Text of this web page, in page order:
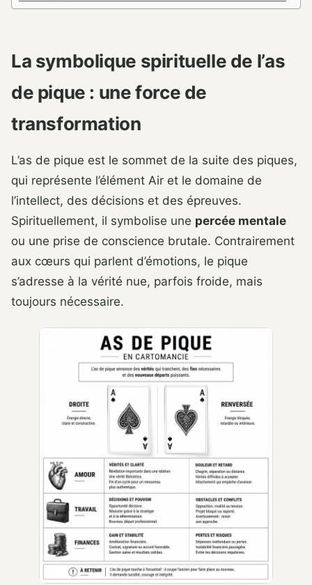
La symbolique spirituelle de l’as
de pique : une force de
transformation
L’as de pique est le sommet de la suite des piques,
qui représente l’élément Air et le domaine de
l’intellect, des décisions et des épreuves.
Spirituellement, il symbolise une percée mentale
ou une prise de conscience brutale. Contrairement
aux cœurs qui parlent d’émotions, le pique
s’adresse à la vérité nue, parfois froide, mais
toujours nécessaire.